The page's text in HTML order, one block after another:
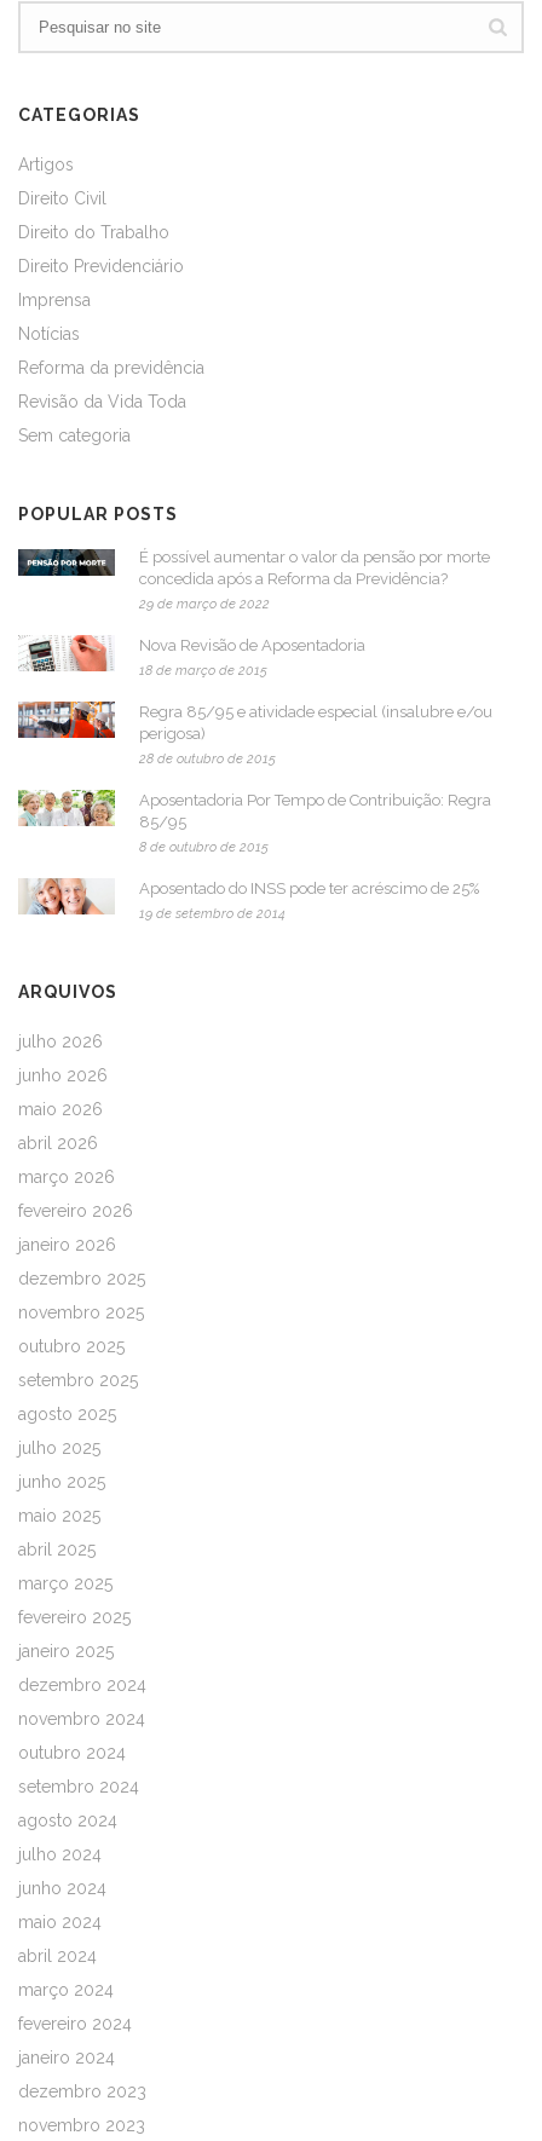
CATEGORIAS
Artigos
Direito Civil
Direito do Trabalho
Direito Previdenciário
Imprensa
Notícias
Reforma da previdência
Revisão da Vida Toda
Sem categoria
POPULAR POSTS
É possível aumentar o valor da pensão por morte
concedida após a Reforma da Previdência?
29 de março de 2022
Nova Revisão de Aposentadoria
18 de março de 2015
Regra 85/95 e atividade especial (insalubre e/ou
perigosa)
28 de outubro de 2015
Aposentadoria Por Tempo de Contribuição: Regra
85/95
8 de outubro de 2015
Aposentado do INSS pode ter acréscimo de 25%
19 de setembro de 2014
ARQUIVOS
julho 2026
junho 2026
maio 2026
abril 2026
março 2026
fevereiro 2026
janeiro 2026
dezembro 2025
novembro 2025
outubro 2025
setembro 2025
agosto 2025
julho 2025
junho 2025
maio 2025
abril 2025
março 2025
fevereiro 2025
janeiro 2025
dezembro 2024
novembro 2024
outubro 2024
setembro 2024
agosto 2024
julho 2024
junho 2024
maio 2024
abril 2024
março 2024
fevereiro 2024
janeiro 2024
dezembro 2023
novembro 2023